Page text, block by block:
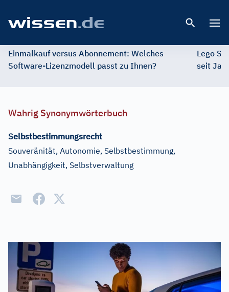
Einmalkauf versus Abonnement: Welches
Software-Lizenzmodell passt zu Ihnen?
Lego
seit
Wahrig Synonymwörterbuch
Selbstbestimmungsrecht
Souveränität, Autonomie, Selbstbestimmung,
Unabhängigkeit, Selbstverwaltung